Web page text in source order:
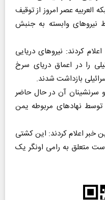
العربیه عصر امروز از توقیف
وابسته به جنبش
کردند: نیروهای دریایی
را در اعماق دریای سرخ
سرنشینان آن در حال حاضر
نهادهای مربوطه یمن
خبر اعلام کردند: این کشتی
است متعلق به رامی اونگر یک